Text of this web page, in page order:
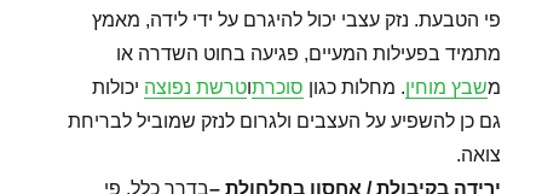
פי הטבעת. נזק עצבי יכול להיגרם על ידי לידה, מאמץ
מתמיד בפעילות המעיים, פגיעה בחוט השדרה או
משבץ מוחין. מחלות כגון סוכרתוטרשת נפוצה יכולות
גם כן להשפיע על העצבים ולגרום לנזק שמוביל לבריחת
צואה.
ירידה בקיבולת / אחסון בחלחולת –בדרך כלל, פי